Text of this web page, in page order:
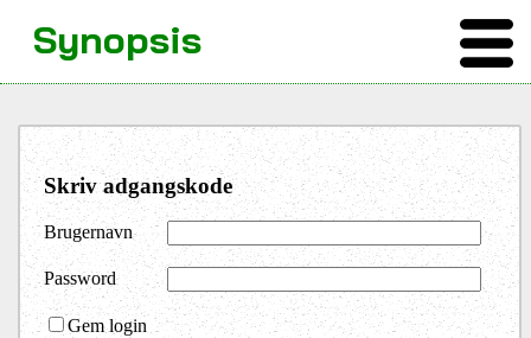
Skriv adgangskode
Brugernavn
Password
Gem login
Synopsis